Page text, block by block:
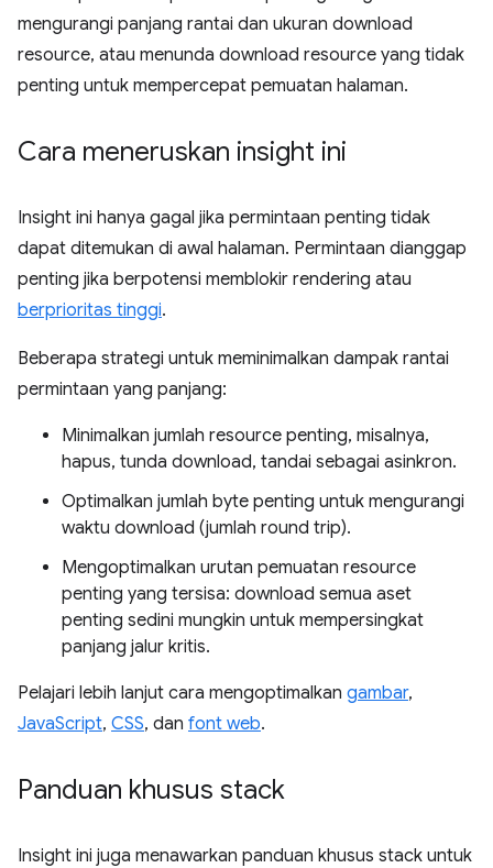
mengurangi panjang rantai dan ukuran download
resource, atau menunda download resource yang tidak
penting untuk mempercepat pemuatan halaman.
Cara meneruskan insight ini
Insight ini hanya gagal jika permintaan penting tidak
dapat ditemukan di awal halaman. Permintaan dianggap
penting jika berpotensi memblokir rendering atau
berprioritas tinggi.
Beberapa strategi untuk meminimalkan dampak rantai
permintaan yang panjang:
Minimalkan jumlah resource penting, misalnya,
hapus, tunda download, tandai sebagai asinkron.
Optimalkan jumlah byte penting untuk mengurangi
waktu download (jumlah round trip).
Mengoptimalkan urutan pemuatan resource
penting yang tersisa: download semua aset
penting sedini mungkin untuk mempersingkat
panjang jalur kritis.
Pelajari lebih lanjut cara mengoptimalkan gambar,
JavaScript, CSS, dan font web.
Panduan khusus stack
Insight ini juga menawarkan panduan khusus stack untuk